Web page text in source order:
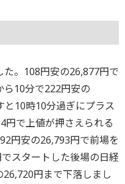
。108円安の26,877円で
10分で222円安の
と10時10分過ぎにプラス
円で上値が押さえられる
円安の26,793円で前場を
スタートした後場の日経
円まで下落しまし